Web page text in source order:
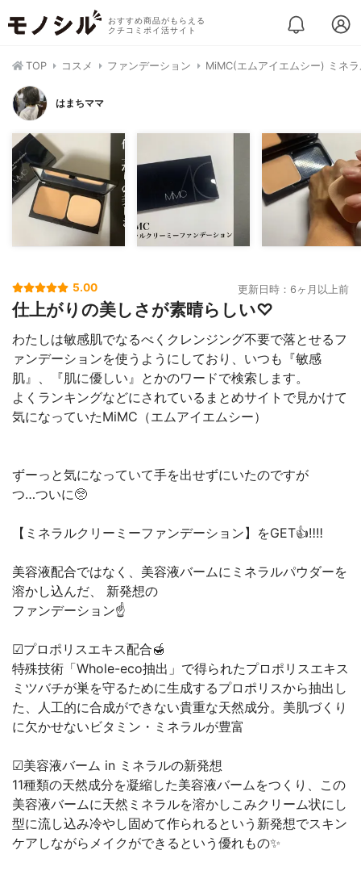
おすすめ商品がもらえる
クチコミポイ活サイト
TOP コスメ ファンデーション MiMC(エムアイエムシー) ミネ
はまちママ
5.00 更新日時：6ヶ月以上前
仕上がりの美しさが素晴らしい♡
わたしは敏感肌でなるべくクレンジング不要で落とせるフ
ァンデーションを使うようにしており、いつも『敏感
肌』、『肌に優しい』とかのワードで検索します。
よくランキングなどにされているまとめサイトで見かけて
気になっていたMiMC（エムアイエムシー）
ずーっと気になっていて手を出せずにいたのですが
つ…ついに🥺
【ミネラルクリーミーファンデーション】をGET👍‼︎‼︎
美容液配合ではなく、美容液バームにミネラルパウダーを
溶かし込んだ、 新発想の
ファンデーション☝️
☑プロポリスエキス配合🍯
特殊技術「Whole-eco抽出」で得られたプロポリスエキス
ミツバチが巣を守るために生成するプロポリスから抽出し
た、人工的に合成ができない貴重な天然成分。美肌づくり
に欠かせないビタミン・ミネラルが豊富
☑美容液バーム in ミネラルの新発想
11種類の天然成分を凝縮した美容液バームをつくり、この
美容液バームに天然ミネラルを溶かしこみクリーム状にし
型に流し込み冷やし固めて作られるという新発想でスキン
ケアしながらメイクができるという優れもの✨